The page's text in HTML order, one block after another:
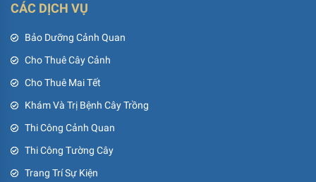
CÁC DỊCH VỤ
Bảo Dưỡng Cảnh Quan
Cho Thuê Cây Cảnh
Cho Thuê Mai Tết
Khám Và Trị Bệnh Cây Trồng
Thi Công Cảnh Quan
Thi Công Tường Cây
Trang Trí Sự Kiện